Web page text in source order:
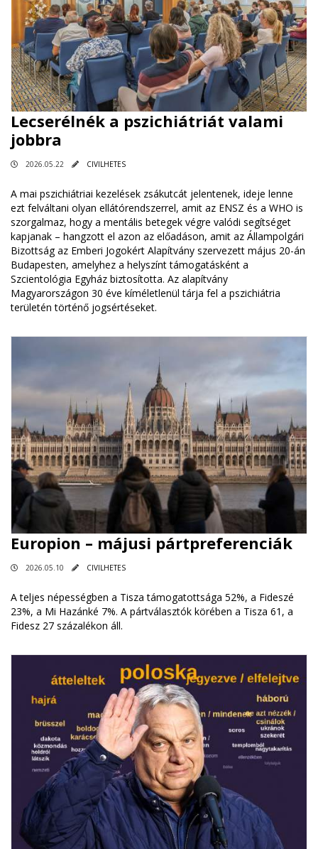
Lecserélnék a pszichiátriát valami
jobbra
2026.05.22 CIVILHETES
A mai pszichiátriai kezelések zsákutcát jelentenek, ideje lenne
ezt felváltani olyan ellátórendszerrel, amit az ENSZ és a WHO is
szorgalmaz, hogy a mentális betegek végre valódi segítséget
kapjanak – hangzott el azon az előadáson, amit az Állampolgári
Bizottság az Emberi Jogokért Alapítvány szervezett május 20-án
Budapesten, amelyhez a helyszínt támogatásként a
Szcientológia Egyház biztosította. Az alapítvány
Magyarországon 30 éve kíméletlenül tárja fel a pszichiátria
területén történő jogsértéseket.
Europion – májusi pártpreferenciák
2026.05.10 CIVILHETES
A teljes népességben a Tisza támogatottsága 52%, a Fideszé
23%, a Mi Hazánké 7%. A pártválasztók körében a Tisza 61, a
Fidesz 27 százalékon áll.